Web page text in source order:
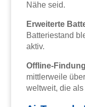
Nähe seid.
Erweiterte
Batteriestand
aktiv.
Offline-
mittlerweile
weltweit, die